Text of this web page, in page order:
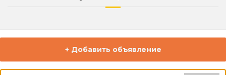
+ Добавить объявление